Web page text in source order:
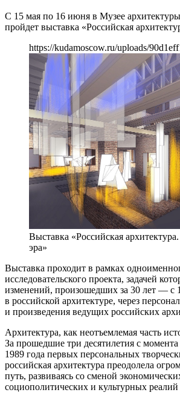
С 15 мая по 16 июня в Музее
пройдет выставка «Российская
https://kudamoscow.ru/uploads/
Выставка «Российская
эра»
Выставка проходит в рамках
исследовательского проекта, задачей
изменений, произошедших за 30 лет — с
в российской архитектуре, через
и произведения ведущих российских
Архитектура, как неотъемлемая часть
За прошедшие три десятилетия с
1989 года первых персональных
российская архитектура преодолела
путь, развиваясь со сменой
социополитических и культурных реалий